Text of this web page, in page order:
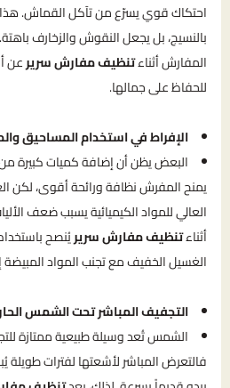
احتكاك قوي يسرّع من تآكل القماش. هذا
بالنسيج، بل يجعل النقوش والزخارف
المفارش أثناءتنظيف مفارش سريرعن
للحفاظ على جمالها.
الإفراط في استخدام المساحيق
البعض يظن أن إضافة كميات كبيرة
يمنح المفرش نظافة ورائحة أقوى، لكن
العالي للمواد الكيميائية يسبب ضعف
أثناءتنظيف مفارش سريريُنصح
الغسيل الخفيف مع تجنب المواد المبيضة
التجفيف المباشر تحت الشمس
الشمس تُعد وسيلة طبيعية ممتازة
فالتعرض المباشر لأشعتها لفترات